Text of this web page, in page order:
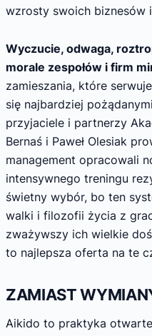
wzrosty swoich biznesów
Wyczucie, odwaga,
morale zespołów i firm
zamieszania, które
się najbardziej
przyjaciele i partnerzy
Bernaś i Paweł Olesiak
management opracowali
intensywnego treningu
świetny wybór, bo ten
walki i filozofii życia z
zważywszy ich wielkie
to najlepsza oferta na te
ZAMIAST
Aikido to praktyka